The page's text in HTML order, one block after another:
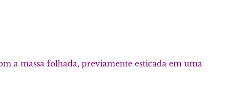
a massa folhada, previamente esticada em uma